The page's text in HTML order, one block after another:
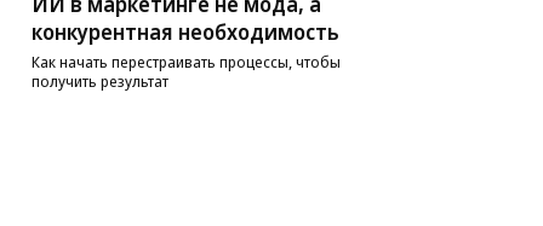
конкурентная необходимость
Как начать перестраивать процессы, чтобы
получить результат